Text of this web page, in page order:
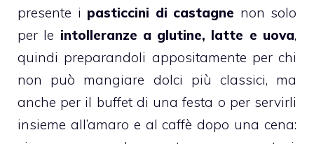
presente i pasticcini di castagne non solo
per le intolleranze a glutine, latte e uova,
quindi preparandoli appositamente per chi
non può mangiare dolci più classici, ma
anche per il buffet di una festa o per servirli
insieme all’amaro e al caffè dopo una cena: